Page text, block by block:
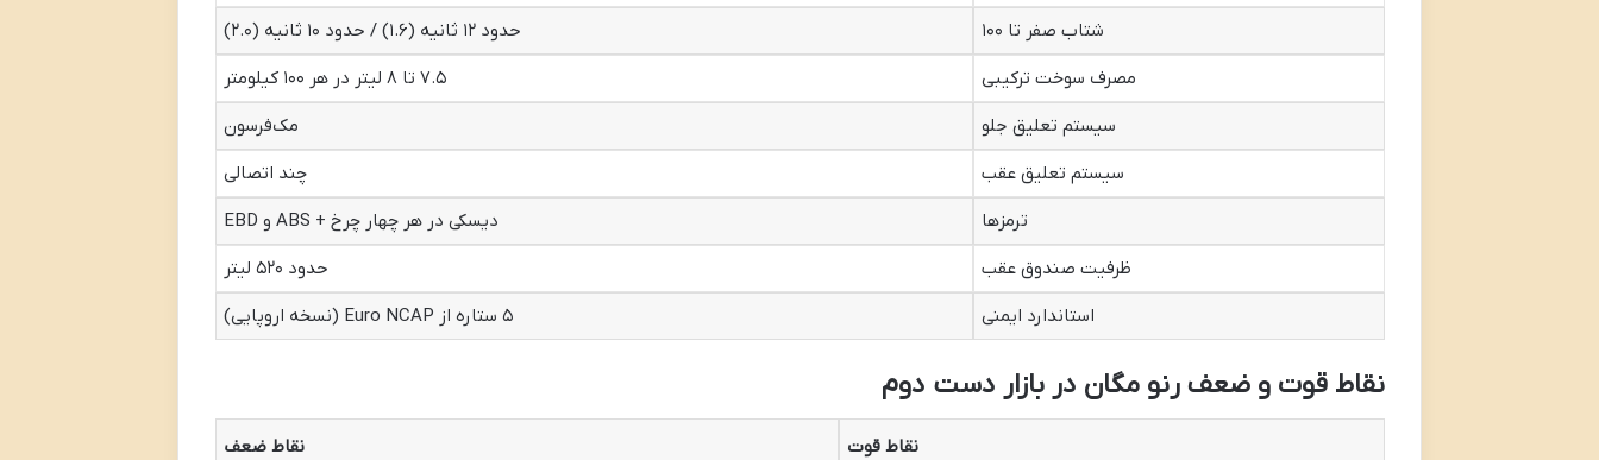
شتاب صفر تا ۱۰۰
حدود ۱۲ ثانیه (۱.۶) / حدود ۱۰ ثانیه (۲.۰)
مصرف سوخت ترکیبی
۷.۵ تا ۸ لیتر در هر ۱۰۰ کیلومتر
سیستم تعلیق جلو
مک‌فرسون
سیستم تعلیق عقب
چند اتصالی
ترمزها
دیسکی در هر چهار چرخ + ABS و EBD
ظرفیت صندوق عقب
حدود ۵۲۰ لیتر
استاندارد ایمنی
۵ ستاره از Euro NCAP (نسخه اروپایی)
نقاط قوت و ضعف رنو مگان در بازار دست دوم
نقاط قوت نقاط ضعف